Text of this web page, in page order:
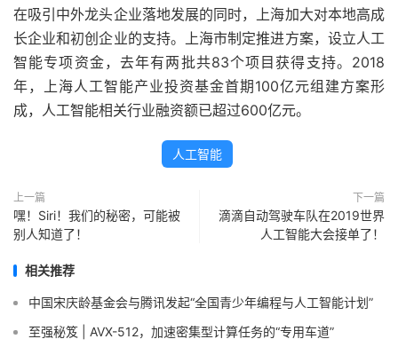
在吸引中外龙头企业落地发展的同时，上海加大对本地高成
长企业和初创企业的支持。上海市制定推进方案，设立人工
智能专项资金，去年有两批共83个项目获得支持。2018
年，上海人工智能产业投资基金首期100亿元组建方案形
成，人工智能相关行业融资额已超过600亿元。
人工智能
上一篇
嘿！Siri！我们的秘密，可能被
别人知道了！
下一篇
滴滴自动驾驶车队在2019世界
人工智能大会接单了！
相关推荐
中国宋庆龄基金会与腾讯发起“全国青少年编程与人工智能计划”
至强秘笈 | AVX-512，加速密集型计算任务的“专用车道”